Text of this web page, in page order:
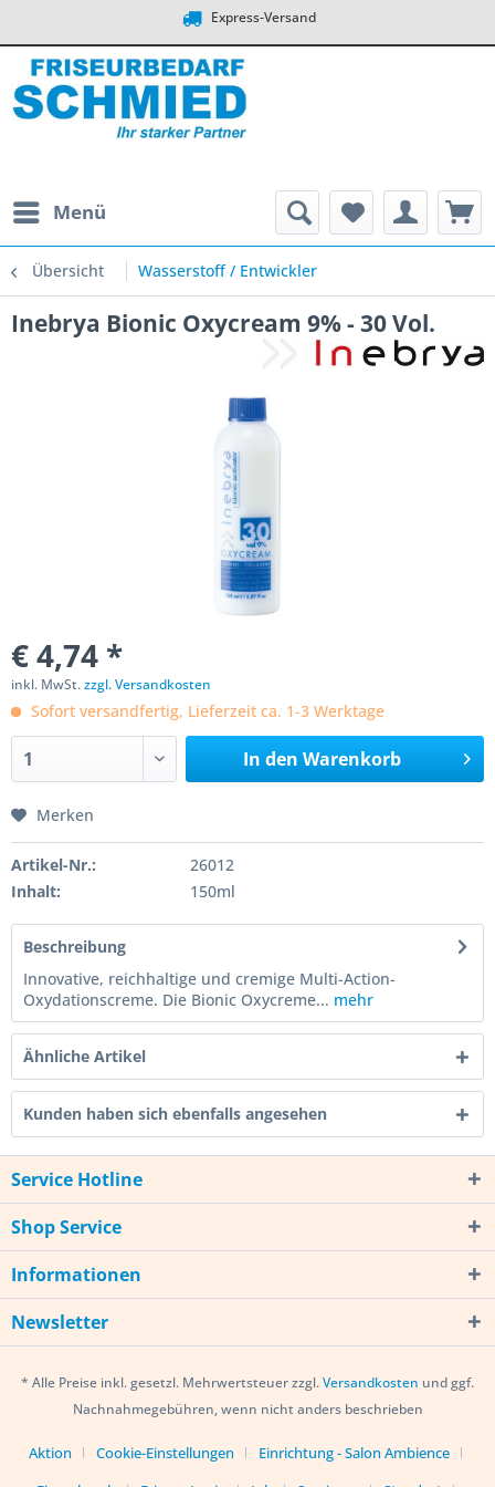
Express-Versand
Menü
Übersicht Wasserstoff / Entwickler
Inebrya Bionic Oxycream 9% - 30 Vol.
€ 4,74 *
inkl. MwSt.zzgl. Versandkosten
Sofort versandfertig, Lieferzeit ca. 1-3 Werktage
In den Warenkorb
Merken
Artikel-Nr.:
26012
Inhalt:
150ml
Beschreibung
Innovative, reichhaltige und cremige Multi-Action-
Oxydationscreme. Die Bionic Oxycreme... mehr
Ähnliche Artikel
Kunden haben sich ebenfalls angesehen
Service Hotline
Shop Service
Informationen
Newsletter
* Alle Preise inkl. gesetzl. Mehrwertsteuer zzgl.Versandkosten und ggf.
Nachnahmegebühren, wenn nicht anders beschrieben
Aktion Cookie-Einstellungen
Einrichtung - Salon Ambience